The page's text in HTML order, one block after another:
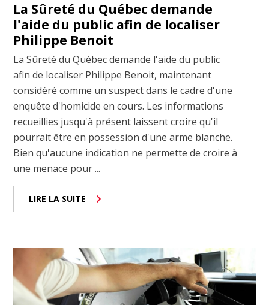
La Sûreté du Québec demande
l'aide du public afin de localiser
Philippe Benoit
La Sûreté du Québec demande l'aide du public
afin de localiser Philippe Benoit, maintenant
considéré comme un suspect dans le cadre d'une
enquête d'homicide en cours. Les informations
recueillies jusqu'à présent laissent croire qu'il
pourrait être en possession d'une arme blanche.
Bien qu'aucune indication ne permette de croire à
une menace pour ...
LIRE LA SUITE